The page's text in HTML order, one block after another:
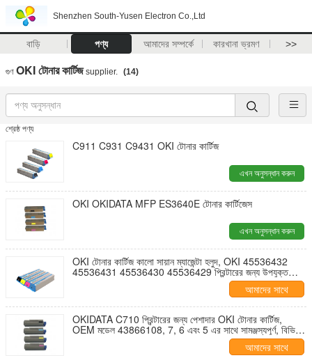
Shenzhen South-Yusen Electron Co.,Ltd
বাড়ি পণ্য আমাদের সম্পর্কে কারখানা ভ্রমণ >>
গুণ OKI টোনার কার্টিজsupplier. (14)
শ্রেষ্ঠ পণ্য
C911 C931 C9431 OKI টোনার কার্টিজ
এখন অনুসন্ধান করুন
OKI OKIDATA MFP ES3640E টোনার কার্টিজেস
এখন অনুসন্ধান করুন
OKI টোনার কার্টিজ কালো সায়ান ম্যাজেন্টা হলুদ, OKI 45536432
45536431 45536430 45536429 প্রিন্টারের জন্য উপযুক্ত
আমাদের সাথে
যোগাযোগ করুন
OKIDATA C710 প্রিন্টারের জন্য পেশাদার OKI টোনার কার্টিজ,
OEM মডেল 43866108, 7, 6 এবং 5 এর সাথে সামঞ্জস্যপূর্ণ, বিভিন্ন
আমাদের সাথে